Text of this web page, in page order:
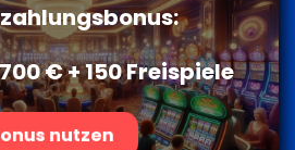
€ + 150 Freispiele
nutzen